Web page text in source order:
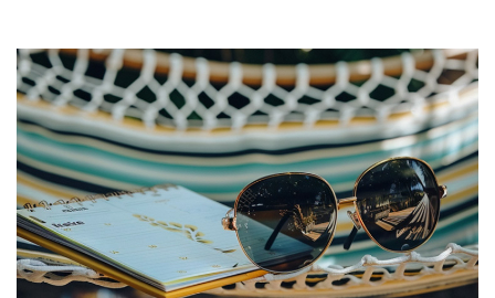
Förändras
något
sommar?
Informationen
behöver
från
dig